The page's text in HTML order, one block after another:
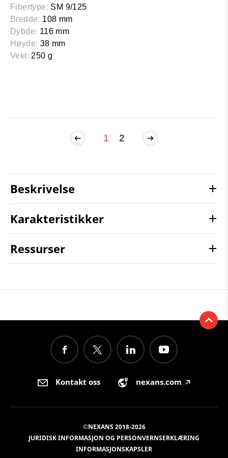
Fibertype: SM 9/125
Bredde: 108 mm
Dybde: 116 mm
Høyde: 38 mm
Vekt: 250 g
1 2
Beskrivelse
Karakteristikker
Ressurser
Kontakt oss nexans.com 🡥
©NEXANS 2018-2026
JURIDISK INFORMASJON OG PERSONVERNSERKLÆRING
INFORMASJONSKAPSLER